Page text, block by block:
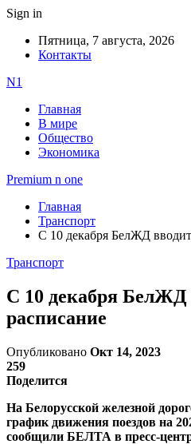
Sign in
Пятница, 7 августа, 2026
Контакты
N1
Главная
В мире
Общество
Экономика
Premium n one
Главная
Транспорт
С 10 декабря БелЖД
Транспорт
С 10 декабря БелЖД
расписание
Опубликовано Окт 14, 2023
259
Поделится
На Белорусской железной
график движения поездов на
сообщили БЕЛТА в пресс-